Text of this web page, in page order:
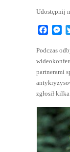
Udostępnij
Podczas
partnerami
zgłosił